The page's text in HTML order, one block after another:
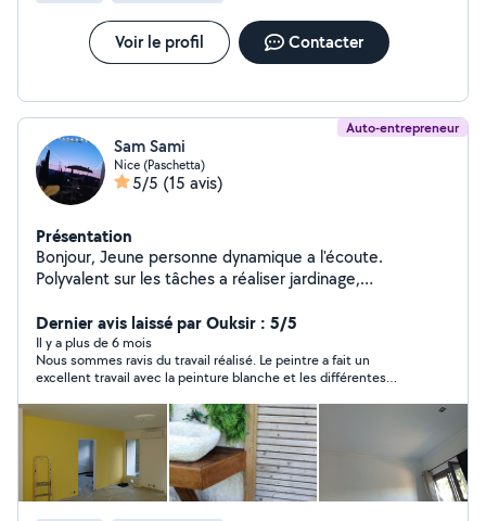
Voir le profil Contacter
Auto-entrepreneur
Sam Sami
Nice (Paschetta)
5/5 (15 avis)
Présentation
Bonjour, Jeune personne dynamique a l'écoute.
Polyvalent sur les tâches a réaliser jardinage,
mécanique. Cordialement
Dernier avis laissé par Ouksir : 5/5
Il y a plus de 6 mois
Nous sommes ravis du travail réalisé. Le peintre a fait un
excellent travail avec la peinture blanche et les différentes
investi et très réactif dès le début du projet. En plus de son
professionnalisme, il nous a même aidés à porter des meubles
lors de notre déménagement, ce qui a été vraiment apprécié.
Je recommande à 100 % !